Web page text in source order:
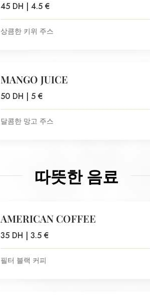
45 DH | 4.5 €
상큼한 키위 주스
MANGO JUICE
50 DH | 5 €
달콤한 망고 주스
따뜻한 음료
AMERICAN COFFEE
35 DH | 3.5 €
필터 블랙 커피